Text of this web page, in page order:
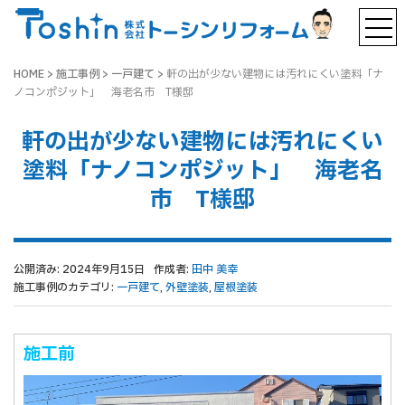
HOME > 施工事例 > 一戸建て > 軒の出が少ない建物には汚れにくい塗料「ナ
ノコンポジット」 海老名市 T様邸
軒の出が少ない建物には汚れにくい
塗料「ナノコンポジット」 海老名
市 T様邸
公開済み: 2024年9月15日 作成者: 田中 美幸
施工事例のカテゴリ: 一戸建て, 外壁塗装, 屋根塗装
施工前